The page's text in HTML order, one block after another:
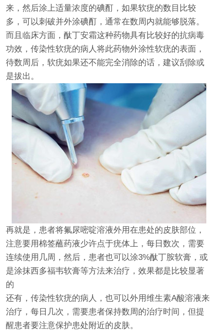
来，然后涂上适量浓度的碘酊，如果软疣的数目比较
多，可以刺破并外涂碘酊，通常在数周内就能够脱落。
而且临床方面，酞丁安霜这种药物具有比较好的抗病毒
功效，传染性软疣的病人将此药物外涂性软疣的表面，
待数周后，软疣如果还不能完全消除的话，建议刮除或
是拔出。
再就是，患者将氟尿嘧啶溶液外用在患处的皮肤部位，
注意要用棉签蘸药液少许点于疣体上，每日数次，需要
连续使用几周，然后，患者也可以涂3%酞丁胺软膏，或
是涂抹西多福韦软膏等方法来治疗，效果都是比较显著
的
还有，传染性软疣的病人，也可以外用维生素A酸溶液来
治疗，每日几次，需要患者保持数周的治疗时间，但提
醒患者要注意保护患处附近的皮肤。